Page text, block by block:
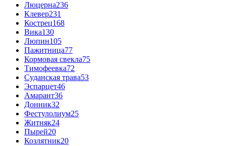
Люцерна236
Клевер231
Кострец168
Вика130
Люпин105
Пажитница77
Кормовая свекла75
Тимофеевка72
Суданская трава53
Эспарцет46
Амарант36
Донник32
Фестулолиум25
Житняк24
Пырей20
Козлятник20